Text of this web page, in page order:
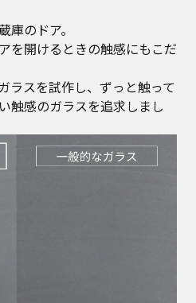
庫のドア。
を開けるときの触感にもこだ
ラスを試作し、ずっと触って
触感のガラスを追求しまし